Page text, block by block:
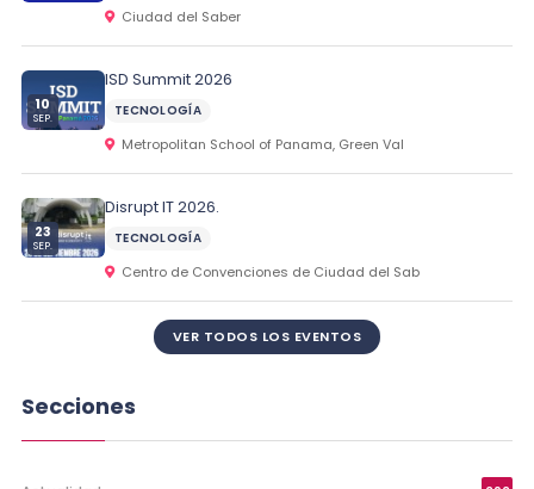
Ciudad del Saber
10
SEP.
ISD Summit 2026
TECNOLOGÍA
Metropolitan School of Panama, Green Val
23
SEP.
Disrupt IT 2026.
TECNOLOGÍA
Centro de Convenciones de Ciudad del Sab
VER TODOS LOS EVENTOS
Secciones